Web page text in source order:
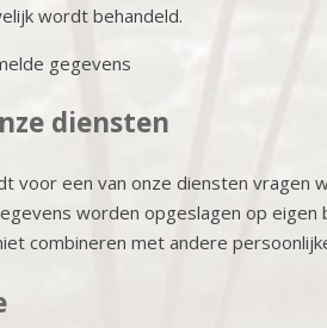
wordt behandeld.
gegevens
diensten
voor een van onze diensten
worden opgeslagen op
combineren met andere